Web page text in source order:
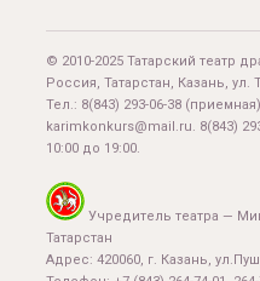
© 2010-2025 Татарский театр
Россия, Татарстан, Казань, ул.
Тел.: 8(843) 293-06-38
karimkonkurs@mail.ru. 8(843)
10:00 до 19:00.
Учредитель театра —
Татарстан
Адрес: 420060, г. Казань,